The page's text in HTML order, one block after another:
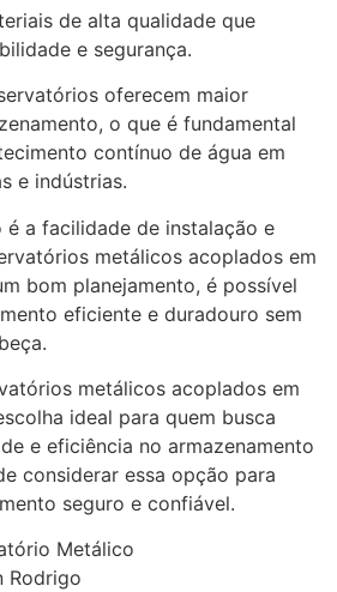
de alta qualidade que
e segurança.
oferecem maior
o que é fundamental
contínuo de água em
e indústrias.
a facilidade de instalação e
metálicos acoplados em
bom planejamento, é possível
eficiente e duradouro sem
metálicos acoplados em
ideal para quem busca
e eficiência no armazenamento
considerar essa opção para
seguro e confiável.
Metálico
Rodrigo